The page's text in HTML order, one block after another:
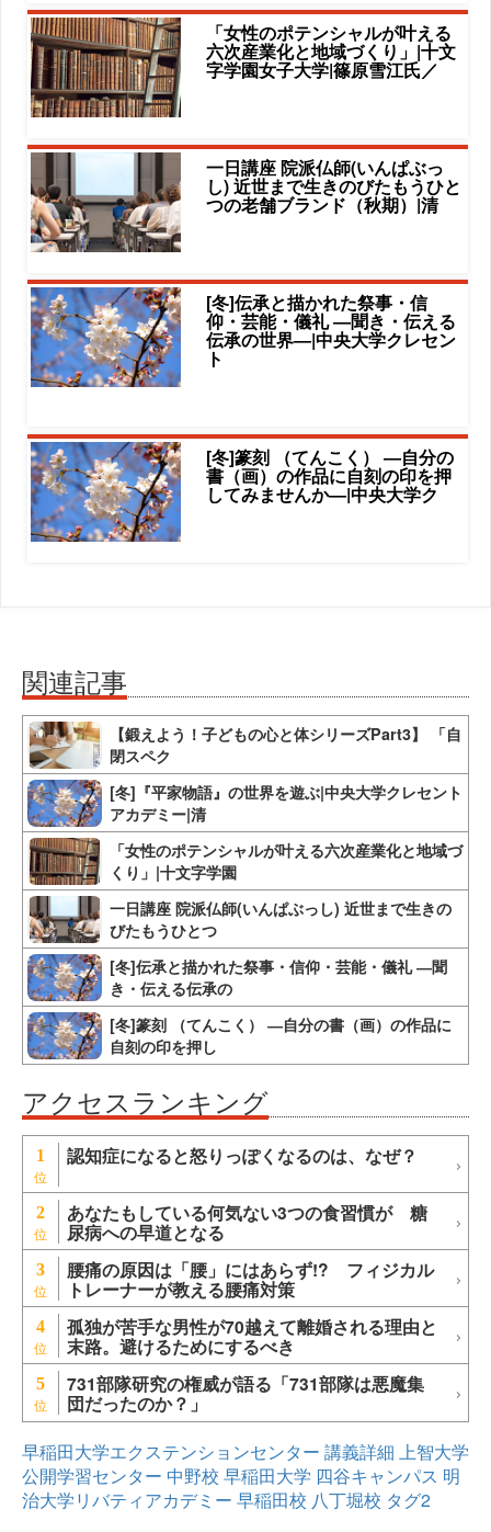
「女性のポテンシャルが叶える
六次産業化と地域づくり」|十文
字学園女子大学|篠原雪江氏／
一日講座 院派仏師(いんぱぶっ
し) 近世まで生きのびたもうひと
つの老舗ブランド（秋期）|清
[冬]伝承と描かれた祭事・信
仰・芸能・儀礼 ―聞き・伝える
伝承の世界―|中央大学クレセン
ト
[冬]篆刻 （てんこく） ―自分の
書（画）の作品に自刻の印を押
してみませんか―|中央大学ク
関連記事
【鍛えよう！子どもの心と体シリーズPart3】 「自
閉スペク
[冬]『平家物語』の世界を遊ぶ|中央大学クレセント
アカデミー|清
「女性のポテンシャルが叶える六次産業化と地域づ
くり」|十文字学園
一日講座 院派仏師(いんぱぶっし) 近世まで生きの
びたもうひとつ
[冬]伝承と描かれた祭事・信仰・芸能・儀礼 ―聞
き・伝える伝承の
[冬]篆刻 （てんこく） ―自分の書（画）の作品に
自刻の印を押し
アクセスランキング
1 認知症になると怒りっぽくなるのは、なぜ？
2 あなたもしている何気ない3つの食習慣が 糖
尿病への早道となる
3 腰痛の原因は「腰」にはあらず!? フィジカル
トレーナーが教える腰痛対策
4 孤独が苦手な男性が70越えて離婚される理由と
末路。避けるためにするべき
5 731部隊研究の権威が語る「731部隊は悪魔集
団だったのか？」
早稲田大学エクステンションセンター 講義詳細 上智大学
公開学習センター 中野校 早稲田大学 四谷キャンパス 明
治大学リバティアカデミー 早稲田校 八丁堀校 タグ2